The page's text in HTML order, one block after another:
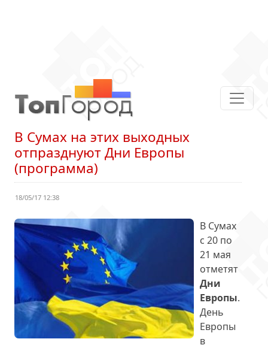
В Сумах на этих выходных
отпразднуют Дни Европы
(программа)
18/05/17 12:38
В Сумах
с 20 по
21 мая
отметят
Дни
Европы.
День
Европы
в